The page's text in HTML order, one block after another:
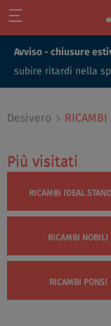
Avviso - chiusure
subire ritardi nella
Desivero RICAMBI
Più visitati
RICAMBI IDEAL
RICAMBI NOBILI
RICAMBI PONSI
Più visitati